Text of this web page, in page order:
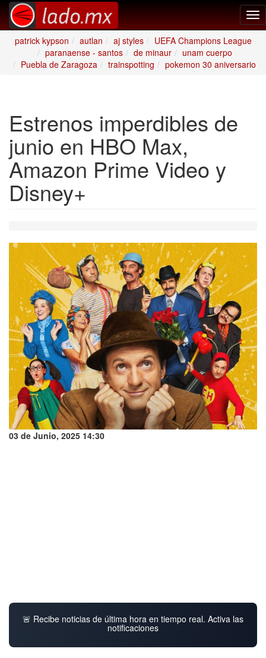
patrick kypson
autlan aj styles
UEFA Champions League
paranaense - santos
de minaur
unam cuerpo
Puebla de Zaragoza
trainspotting pokemon 30 aniversario
Estrenos imperdibles de
junio en HBO Max,
Amazon Prime Video y
Disney+
03 de Junio, 2025 14:30
🚨 Recibe noticias de última hora en tiempo real. Activa las
notificaciones